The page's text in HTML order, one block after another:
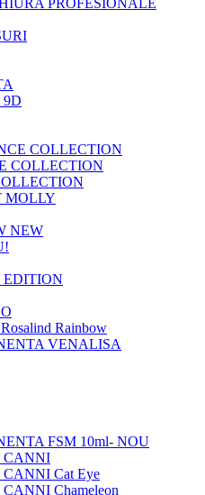
PROFESIONALE
9D
COLLECTION
COLLECTION
MOLLY
NEW
EDITION
Rainbow
VENALISA
FSM 10ml- NOU
CANNI
CANNI Cat Eye
CANNI Chameleon